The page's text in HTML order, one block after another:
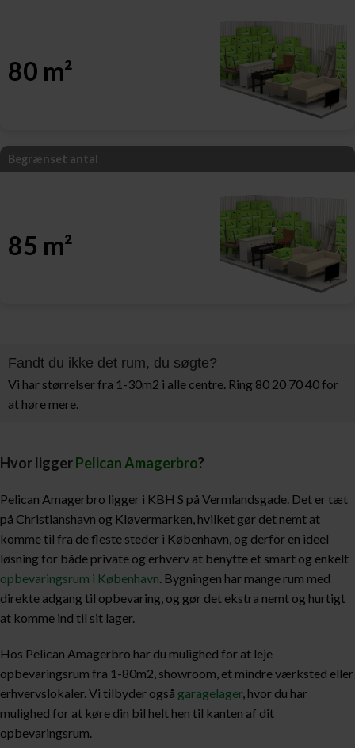
80 m²
Begrænset antal
85 m²
Fandt du ikke det rum, du søgte?
Vi har størrelser fra 1-30m2 i alle centre. Ring 80 20 70 40 for
at høre mere.
Hvor liggerPelican Amagerbro?
Pelican Amagerbro ligger i KBH S på Vermlandsgade. Det er tæt
på Christianshavn og Kløvermarken, hvilket gør det nemt at
komme til fra de fleste steder i København, og derfor en ideel
løsning for både private og erhverv at benytte et smart og enkelt
opbevaringsrum i København . Bygningen har mange rum med
direkte adgang til opbevaring, og gør det ekstra nemt og hurtigt
at komme ind til sit lager.
Hos Pelican Amagerbro har du mulighed for at leje
opbevaringsrum fra 1-80m2, showroom, et mindre værksted eller
erhvervslokaler. Vi tilbyder også garagelager, hvor du har
mulighed for at køre din bil helt hen til kanten af dit
opbevaringsrum.